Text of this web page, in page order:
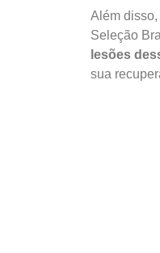
Além
Seleção
lesões
sua